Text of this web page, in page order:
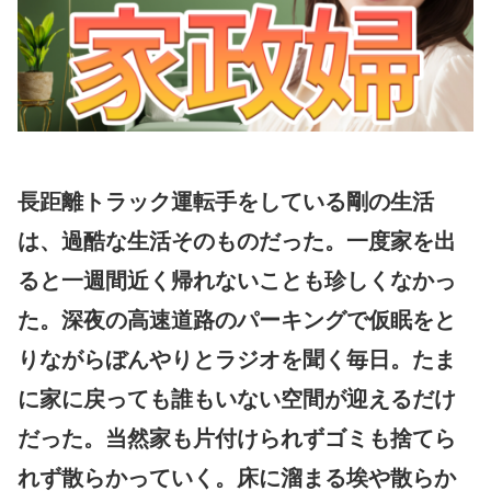
長距離トラック運転手をしている剛の生活
は、過酷な生活そのものだった。一度家を出
ると一週間近く帰れないことも珍しくなかっ
た。深夜の高速道路のパーキングで仮眠をと
りながらぼんやりとラジオを聞く毎日。たま
に家に戻っても誰もいない空間が迎えるだけ
だった。当然家も片付けられずゴミも捨てら
れず散らかっていく。床に溜まる埃や散らか